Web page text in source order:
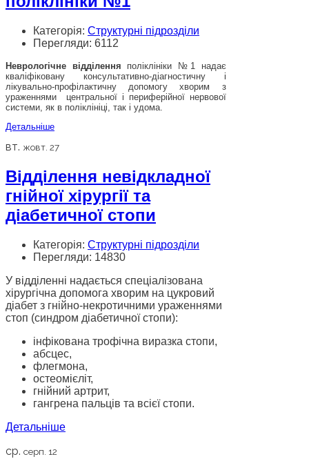
Категорія: Структурні підрозділи
Перегляди: 6112
Неврологічне відділення поліклініки №1 надає
кваліфіковану консультативно-діагностичну і
лікувально-профілактичну допомогу хворим з
ураженнями центральної і периферійної нервової
системи, як в поліклініці, так і удома.
Детальніше
вт. жовт. 27
Відділення невідкладної
гнійної хірургії та
діабетичної стопи
Категорія: Структурні підрозділи
Перегляди: 14830
У відділенні надається спеціалізована
хірургічна допомога хворим на цукровий
діабет з гнійно-некротичними ураженнями
стоп (синдром діабетичної стопи):
інфікована трофічна виразка стопи,
абсцес,
флегмона,
остеомієліт,
гнійний артрит,
гангрена пальців та всієї стопи.
Детальніше
ср. серп. 12